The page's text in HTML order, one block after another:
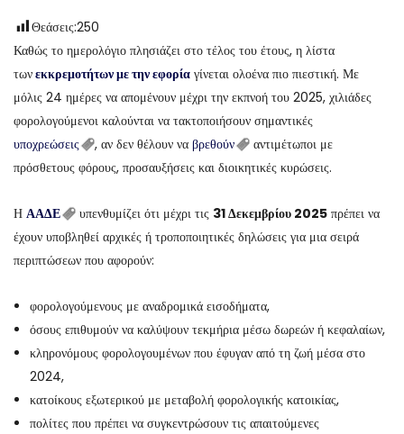
Θεάσεις:250
Καθώς το ημερολόγιο πλησιάζει στο τέλος του έτους, η λίστα
τωνεκκρεμοτήτων με την εφορία γίνεται ολοένα πιο πιεστική. Με
μόλις 24 ημέρες να απομένουν μέχρι την εκπνοή του 2025, χιλιάδες
φορολογούμενοι καλούνται να τακτοποιήσουν σημαντικές
υποχρεώσεις
, αν δεν θέλουν να βρεθούν
αντιμέτωποι με
πρόσθετους φόρους, προσαυξήσεις και διοικητικές κυρώσεις.
Η ΑΑΔΕ υπενθυμίζει ότι μέχρι τις 31 Δεκεμβρίου 2025 πρέπει να
έχουν υποβληθεί αρχικές ή τροποποιητικές δηλώσεις για μια σειρά
περιπτώσεων που αφορούν:
φορολογούμενους με αναδρομικά εισοδήματα,
όσους επιθυμούν να καλύψουν τεκμήρια μέσω δωρεών ή κεφαλαίων,
κληρονόμους φορολογουμένων που έφυγαν από τη ζωή μέσα στο
2024,
κατοίκους εξωτερικού με μεταβολή φορολογικής κατοικίας,
πολίτες που πρέπει να συγκεντρώσουν τις απαιτούμενες